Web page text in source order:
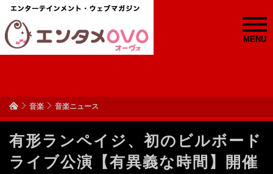
MENU
音楽 音楽ニュース
有形ランペイジ、初のビルボード
ライブ公演【有異義な時間】開催